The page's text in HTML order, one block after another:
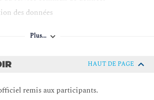
des données
Power Automate
Plus...
HAUT DE PAGE
remis aux participants.